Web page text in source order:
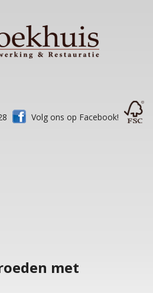
Volg ons op Facebook!
met